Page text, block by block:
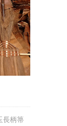
長柄箒